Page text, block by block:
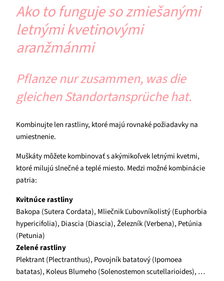
Ako to funguje so zmiešanými
letnými kvetinovými
aranžmánmi
Pflanze nur zusammen, was die
gleichen Standortansprüche hat.
Kombinujte len rastliny, ktoré majú rovnaké požiadavky na
umiestnenie.
Muškáty môžete kombinovať s akýmikoľvek letnými kvetmi,
ktoré milujú slnečné a teplé miesto. Medzi možné kombinácie
patria:
Kvitnúce rastliny
Bakopa (Sutera Cordata), Mliečnik Ľubovníkolistý (Euphorbia
hypericifolia), Diascia (Diascia), Železník (Verbena), Petúnia
(Petunia)
Zelené rastliny
Plektrant (Plectranthus), Povojník batatový (Ipomoea
batatas), Koleus Blumeho (Solenostemon scutellarioides), …